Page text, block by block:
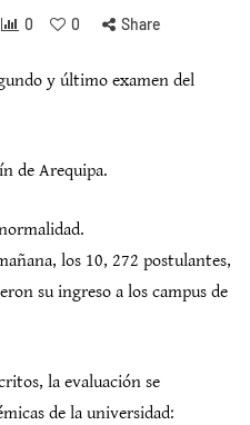
0 0 Share
y último examen del
de Arequipa.
los 10, 272 postulantes,
su ingreso a los campus de
la evaluación se
de la universidad: